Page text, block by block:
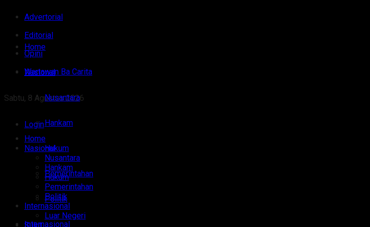
Advertorial
Editorial
Opini
Wartawan Ba Carita
Sabtu, 8 Agustus 2026
Login
Home
Nasional
Nusantara
Hankam
Hukum
Pemerintahan
Politik
Internasional
Home
Nasional
Nusantara
Hankam
Hukum
Pemerintahan
Politik
Internasional
Luar Negeri